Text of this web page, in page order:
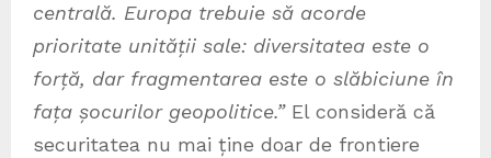
centrală. Europa trebuie să acorde
prioritate unității sale: diversitatea este o
forță, dar fragmentarea este o slăbiciune în
fața șocurilor geopolitice.”El consideră că
securitatea nu mai ține doar de frontiere